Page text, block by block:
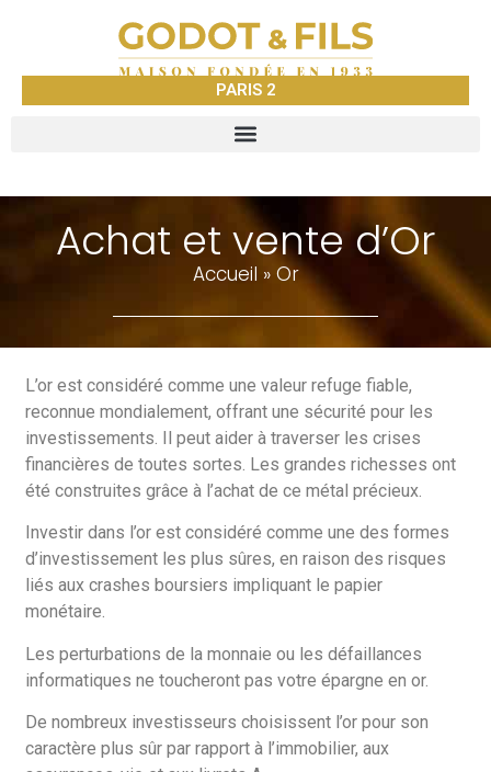
PARIS 2
Achat et vente d’Or
Accueil » Or
L’or est considéré comme une valeur refuge fiable,
reconnue mondialement, offrant une sécurité pour les
investissements. Il peut aider à traverser les crises
financières de toutes sortes. Les grandes richesses ont
été construites grâce à l’achat de ce métal précieux.
Investir dans l’or est considéré comme une des formes
d’investissement les plus sûres, en raison des risques
liés aux crashes boursiers impliquant le papier
monétaire.
Les perturbations de la monnaie ou les défaillances
informatiques ne toucheront pas votre épargne en or.
De nombreux investisseurs choisissent l’or pour son
caractère plus sûr par rapport à l’immobilier, aux